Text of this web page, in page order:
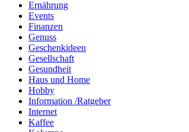
Ernährung
Events
Finanzen
Genuss
Geschenkideen
Gesellschaft
Gesundheit
Haus und Home
Hobby
Information /Ratgeber
Internet
Kaffee